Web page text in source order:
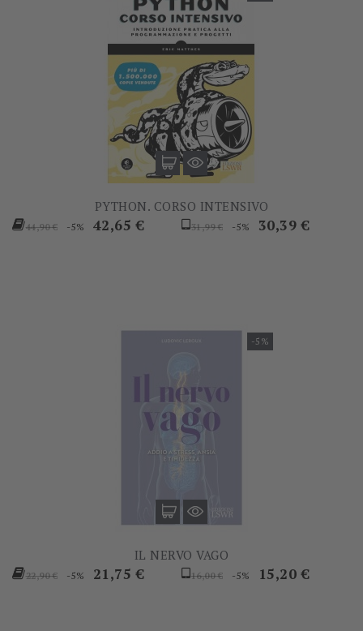
PYTHON. CORSO INTENSIVO
Prezzo
44,90 € -5% Prezzo
42,65 €
Prezzo
31,99 € -5% Prezzo
30,39 €
-5%
IL NERVO VAGO
Prezzo
22,90 € -5% Prezzo
21,75 €
Prezzo
16,00 € -5% Prezzo
15,20 €